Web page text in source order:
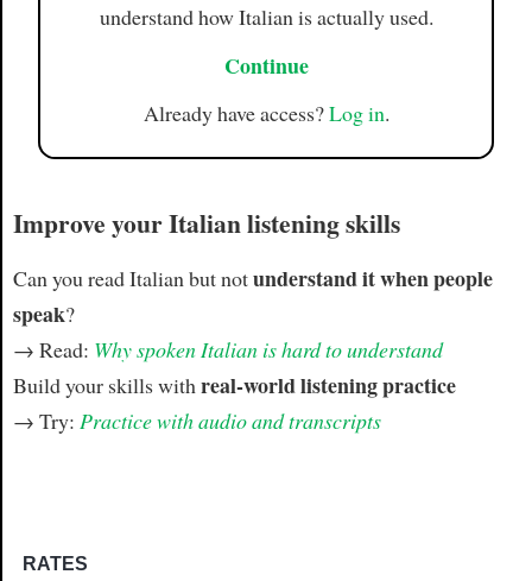
understand how Italian is actually used.
Continue
Already have access?Log in.
Improve your Italian listening skills
Can you read Italian but notunderstand it when people
speak?
→ Read: Why spoken Italian is hard to understand
Build your skills with real-world listening practice
→ Try: Practice with audio and transcripts
RATES